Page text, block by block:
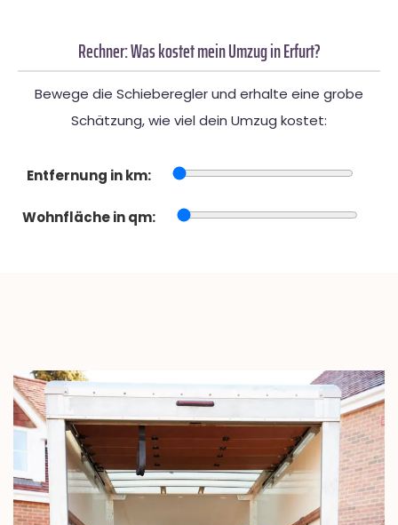
Rechner: Was kostet mein Umzug in Erfurt?
Bewege die Schieberegler und erhalte eine grobe
Schätzung, wie viel dein Umzug kostet:
Entfernung in km:
Wohnfläche in qm: